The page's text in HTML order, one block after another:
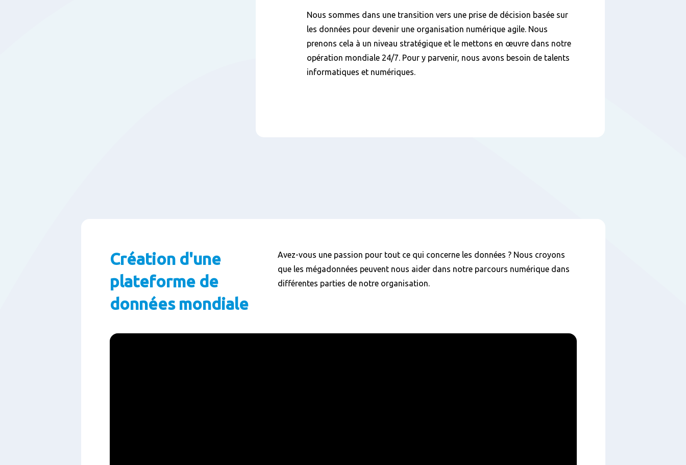
Nous sommes dans une transition vers une prise de décision basée sur
les données pour devenir une organisation numérique agile. Nous
prenons cela à un niveau stratégique et le mettons en œuvre dans notre
opération mondiale 24/7. Pour y parvenir, nous avons besoin de talents
informatiques et numériques.
Création d'une
plateforme de
données mondiale
Avez-vous une passion pour tout ce qui concerne les données ? Nous croyons
que les mégadonnées peuvent nous aider dans notre parcours numérique dans
différentes parties de notre organisation.